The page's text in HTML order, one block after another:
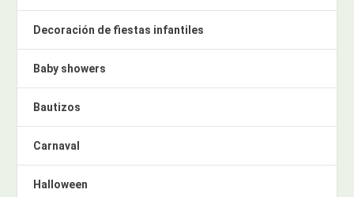
Decoración de fiestas infantiles
Baby showers
Bautizos
Carnaval
Halloween